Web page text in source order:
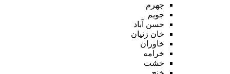
جهرم
جویم
حسن آباد
خان زنیان
خاوران
خرامه
خشت